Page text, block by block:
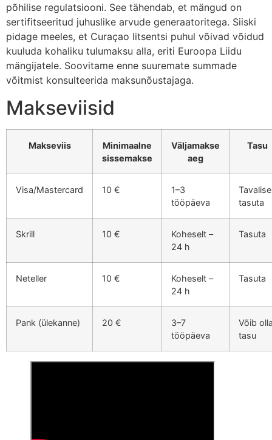
põhilise regulatsiooni. See tähendab, et mängud on
sertifitseeritud juhuslike arvude generaatoritega. Siiski
pidage meeles, et Curaçao litsentsi puhul võivad võidud
kuuluda kohaliku tulumaksu alla, eriti Euroopa Liidu
mängijatele. Soovitame enne suuremate summade
võitmist konsulteerida maksunõustajaga.
Makseviisid
Makseviis
Minimaalne
sissemakse
Väljamakse
aeg
Tasu
Visa/Mastercard 10 €
1–3
tööpäeva
tasuta
Skrill 10 €
Koheselt –
24 h
Tasuta
Neteller 10 €
Koheselt –
24 h
Tasuta
Pank (ülekanne) 20 €
3–7
tööpäeva
Võib
tasu